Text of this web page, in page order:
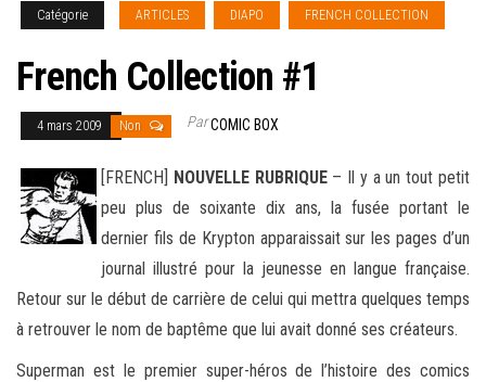
Catégorie ARTICLES DIAPO FRENCH COLLECTION
French Collection #1
4 mars 2009 Non ParCOMIC BOX
[FRENCH] NOUVELLE RUBRIQUE– Il y a un tout petit
peu plus de soixante dix ans, la fusée portant le
dernier fils de Krypton apparaissait sur les pages d’un
journal illustré pour la jeunesse en langue française.
Retour sur le début de carrière de celui qui mettra quelques temps
à retrouver le nom de baptême que lui avait donné ses créateurs.
Superman est le premier super-héros de l’histoire des comics